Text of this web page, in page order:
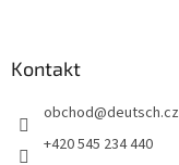
Kontakt
obchod@deutsch.cz
+420 545 234 440